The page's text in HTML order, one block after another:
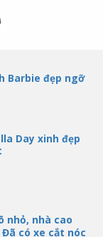
Barbie đẹp ngỡ
Day xinh đẹp
nhỏ, nhà cao
có xe cắt nóc